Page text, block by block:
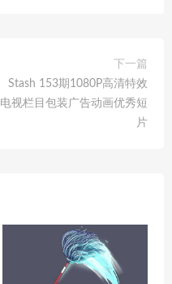
下一篇
Stash 153期1080P高清特效
电视栏目包装广告动画优秀短
片